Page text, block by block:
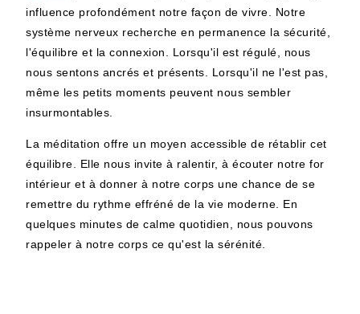
influence profondément notre façon de vivre. Notre
système nerveux recherche en permanence la sécurité,
l'équilibre et la connexion. Lorsqu'il est régulé, nous
nous sentons ancrés et présents. Lorsqu'il ne l'est pas,
même les petits moments peuvent nous sembler
insurmontables.
La méditation offre un moyen accessible de rétablir cet
équilibre. Elle nous invite à ralentir, à écouter notre for
intérieur et à donner à notre corps une chance de se
remettre du rythme effréné de la vie moderne. En
quelques minutes de calme quotidien, nous pouvons
rappeler à notre corps ce qu'est la sérénité.